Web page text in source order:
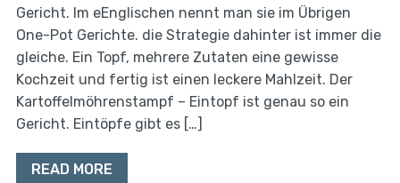
Gericht. Im eEnglischen nennt man sie im Übrigen
One-Pot Gerichte. die Strategie dahinter ist immer die
gleiche. Ein Topf, mehrere Zutaten eine gewisse
Kochzeit und fertig ist einen leckere Mahlzeit. Der
Kartoffelmöhrenstampf – Eintopf ist genau so ein
Gericht. Eintöpfe gibt es […]
READ MORE